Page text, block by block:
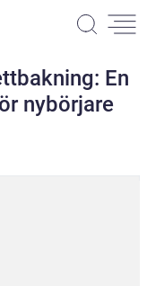
En
nybörjare